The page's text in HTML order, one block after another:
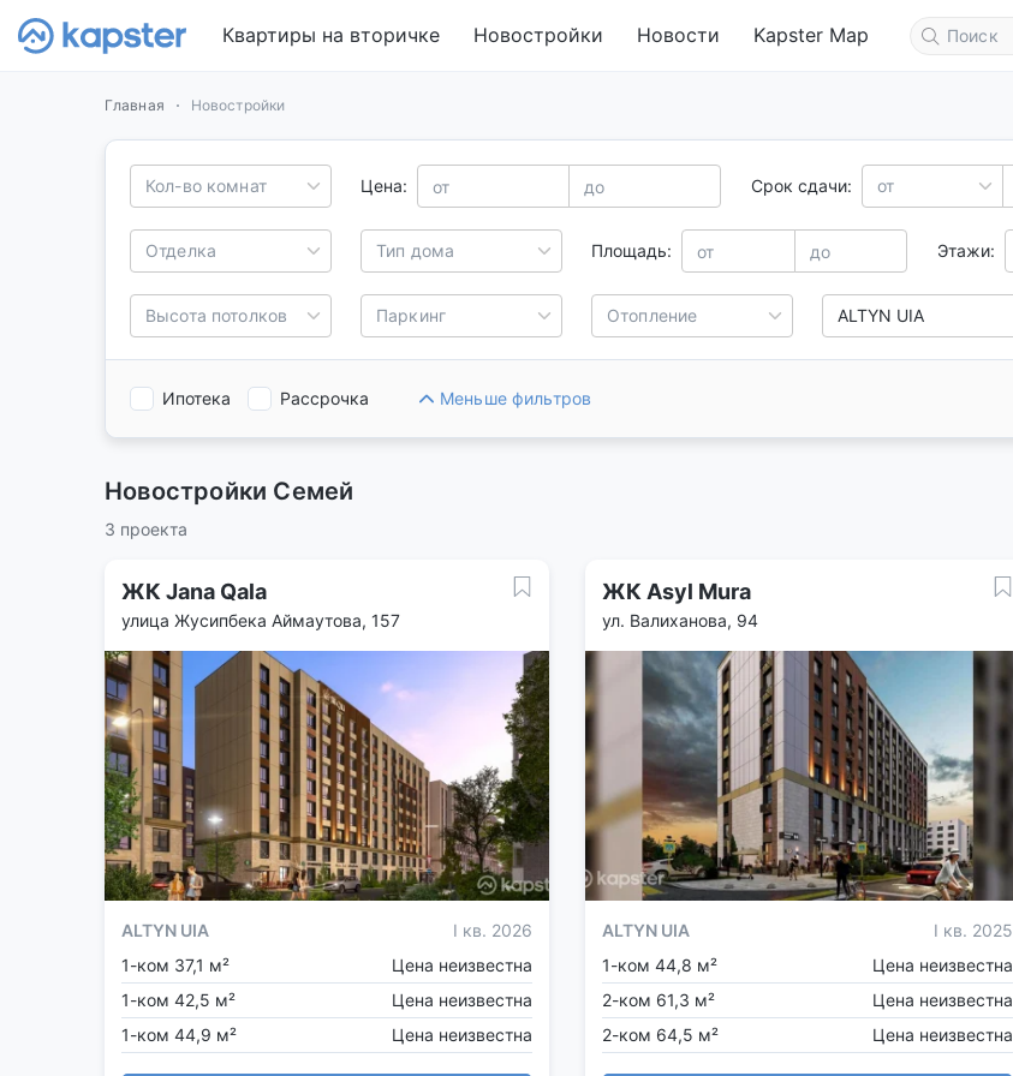
Квартиры на вторичке Новостройки Новости Kapster Map
Главная Новостройки
Кол-во комнат Цена: Срок сдачи: от
Отделка Тип дома Площадь: Этажи:
Высота потолков Паркинг Отопление ALTYN UIA
Ипотека Рассрочка Меньше фильтров
Новостройки Семей
3 проекта
ЖК Jana Qala
улица Жусипбека Аймаутова, 157
ALTYN UIA
I кв. 2026
1-ком 37,1 м²
Цена неизвестна
1-ком 42,5 м²
Цена неизвестна
1-ком 44,9 м²
Цена неизвестна
ЖК Asyl Mura
ул. Валиханова, 94
ALTYN UIA
I кв. 2025
1-ком 44,8 м²
Цена неизвестна
2-ком 61,3 м²
Цена неизвестна
2-ком 64,5 м²
Цена неизвестна